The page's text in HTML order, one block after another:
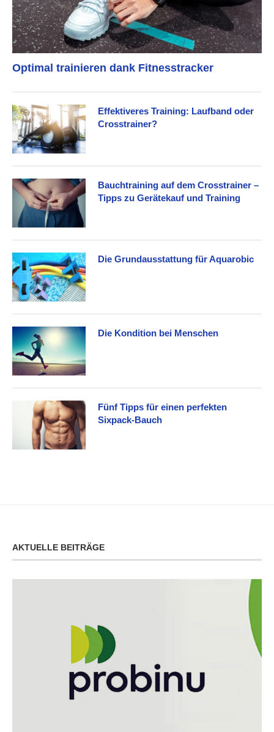
Optimal trainieren dank Fitnesstracker
Effektiveres Training: Laufband oder
Crosstrainer?
Bauchtraining auf dem Crosstrainer –
Tipps zu Gerätekauf und Training
Die Grundausstattung für Aquarobic
Die Kondition bei Menschen
Fünf Tipps für einen perfekten
Sixpack-Bauch
AKTUELLE BEITRÄGE